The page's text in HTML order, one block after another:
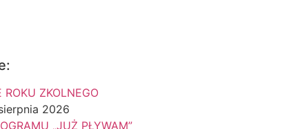
ROKU ZKOLNEGO
2026
„JUŻ PŁYWAM”